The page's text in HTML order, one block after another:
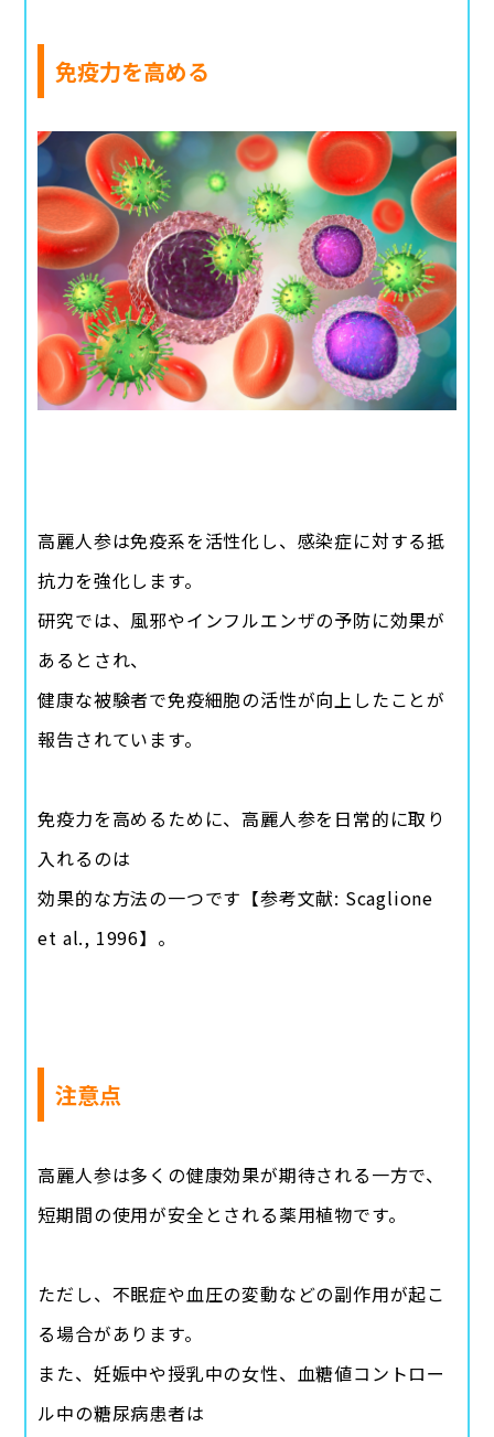
免疫力を高める
高麗人参は免疫系を活性化し、感染症に対する抵
抗力を強化します。
研究では、風邪やインフルエンザの予防に効果が
あるとされ、
健康な被験者で免疫細胞の活性が向上したことが
報告されています。
免疫力を高めるために、高麗人参を日常的に取り
入れるのは
効果的な方法の一つです【参考文献: Scaglione
et al., 1996】。
注意点
高麗人参は多くの健康効果が期待される一方で、
短期間の使用が安全とされる薬用植物です。
ただし、不眠症や血圧の変動などの副作用が起こ
る場合があります。
また、妊娠中や授乳中の女性、血糖値コントロー
ル中の糖尿病患者は